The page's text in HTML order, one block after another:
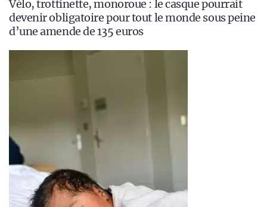
Vélo, trottinette, monoroue : le casque pourrait
devenir obligatoire pour tout le monde sous peine
d’une amende de 135 euros